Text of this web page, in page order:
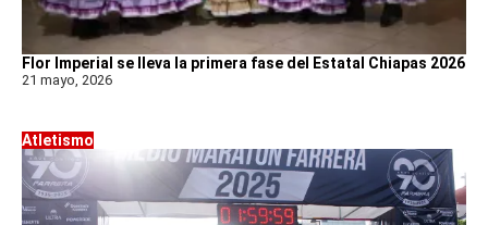
Flor Imperial se lleva la primera fase del Estatal Chiapas 2026
21 mayo, 2026
Atletismo